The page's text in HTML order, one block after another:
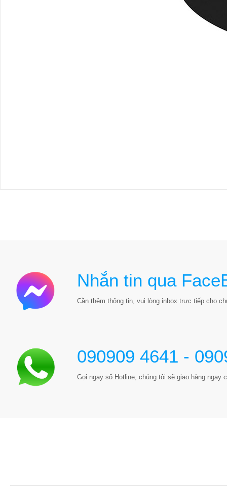
Nhắn tin qua
Cần thêm thông tin, vui lòng inbox trực tiếp cho
090909 4641 -
Gọi ngay số Hotline, chúng tôi sẽ giao hàng ngay